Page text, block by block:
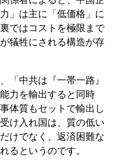
」は主に「低価格」に
ではコストを極限まで
犠牲にされる構造が存
「中共は『一帯一路』
力を輸出すると同時
体質もセットで輸出し
け入れ国は、質の低い
けでなく、返済困難な
るというのです。